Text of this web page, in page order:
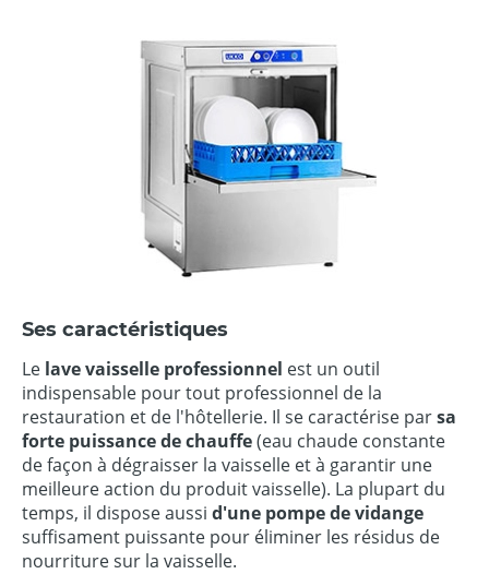
Ses caractéristiques
Le lave vaisselle professionnel est un outil
indispensable pour tout professionnel de la
restauration et de l'hôtellerie. Il se caractérise parsa
forte puissance de chauffe(eau chaude constante
de façon à dégraisser la vaisselle et à garantir une
meilleure action du produit vaisselle). La plupart du
temps, il dispose aussi d'une pompe de vidange
suffisament puissante pour éliminer les résidus de
nourriture sur la vaisselle.